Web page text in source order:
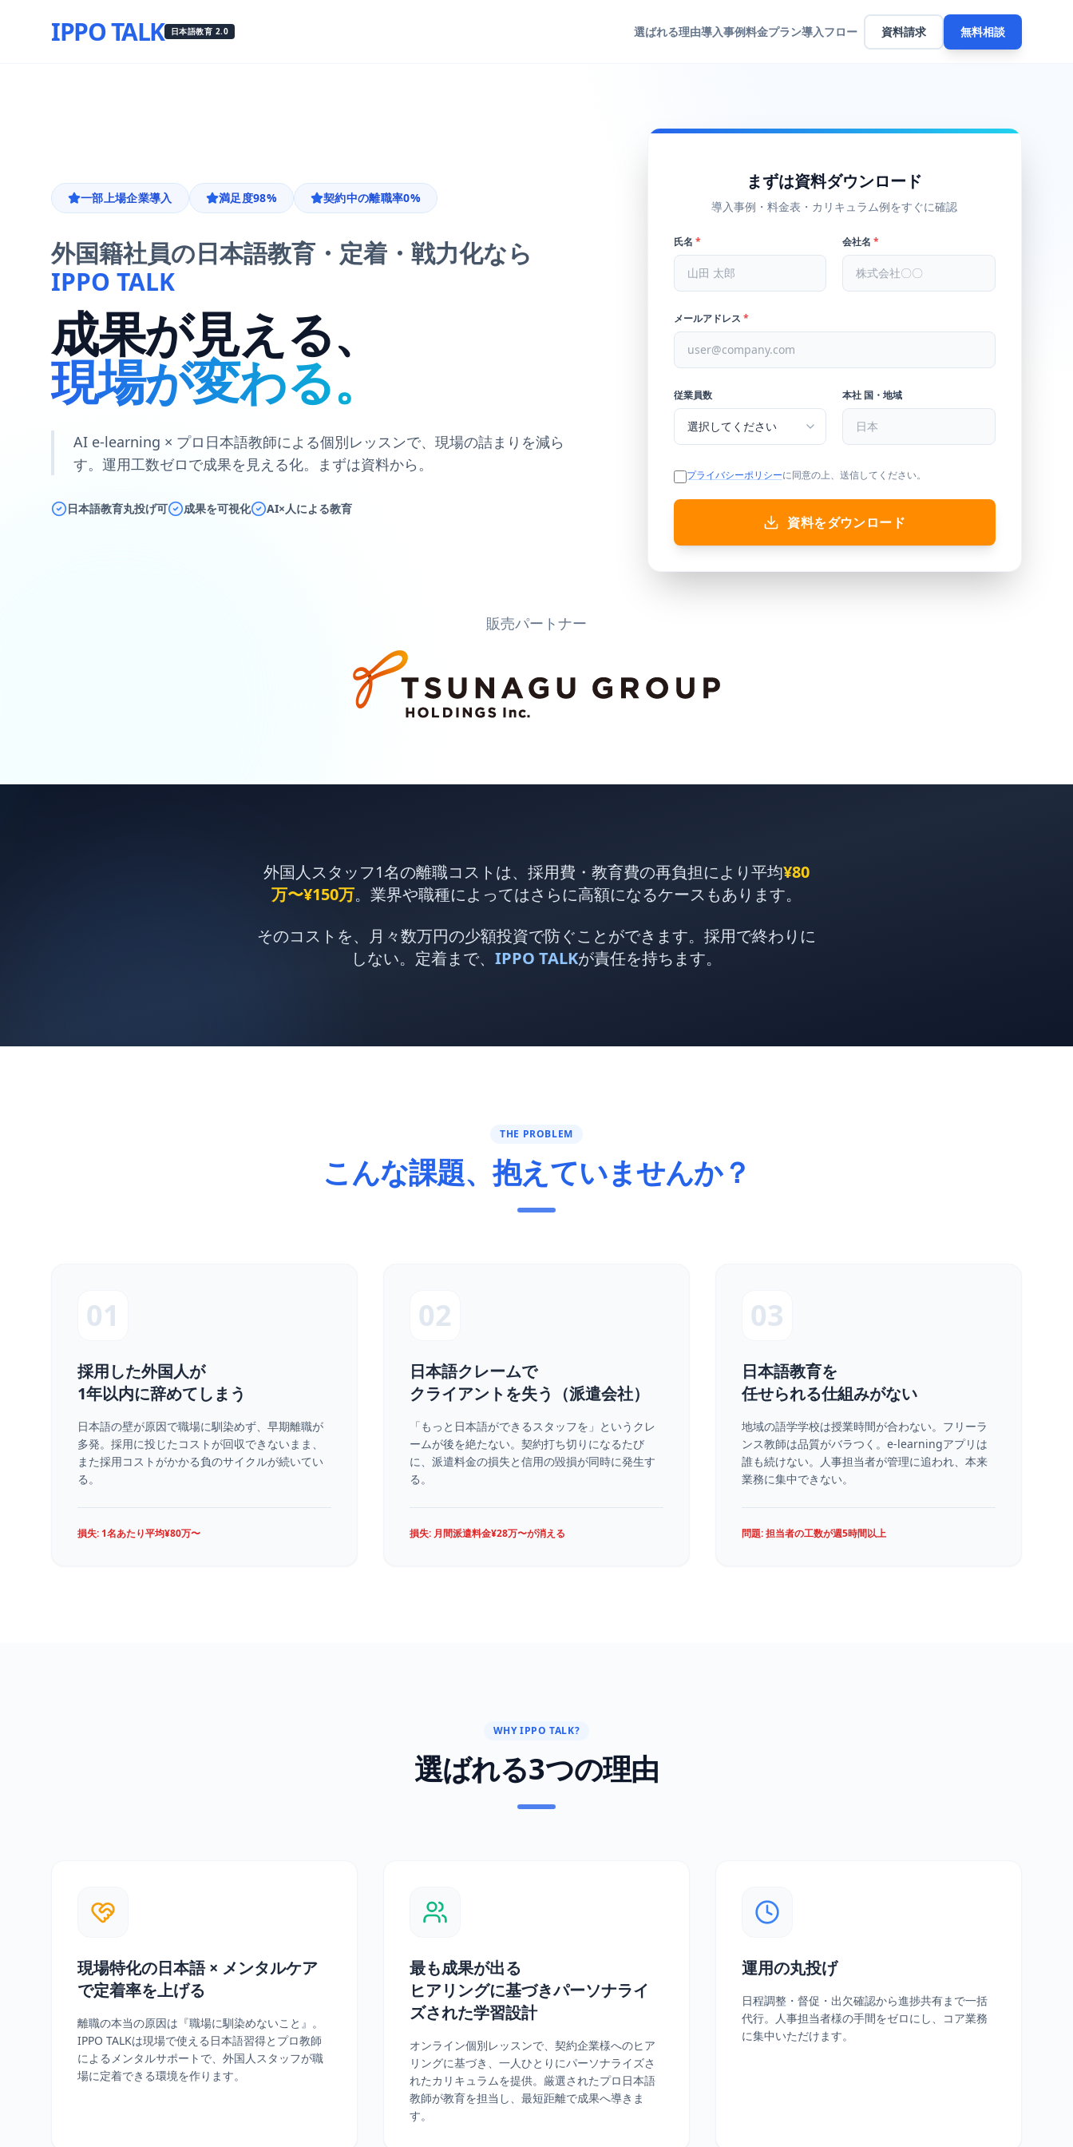
IPPO TALK 日本語教育 2.0 選ばれる理由導入事例料金プラン導入フロー 資料請求 無料相談
一部上場企業導入 満足度98% 契約中の離職率0%
外国籍社員の日本語教育・定着・戦力化なら
IPPO TALK
成果が見える、
現場が変わる。
AI e-learning × プロ日本語教師による個別レッスンで、現場の詰まりを減ら
す。運用工数ゼロで成果を見える化。まずは資料から。
日本語教育丸投げ可 成果を可視化 AI×人による教育
まずは資料ダウンロード
導入事例・料金表・カリキュラム例をすぐに確認
氏名 * 会社名*
メールアドレス *
従業員数 本社 国・地域
プライバシーポリシーに同意の上、送信してください。
資料をダウンロード
販売パートナー
外国人スタッフ1名の離職コストは、採用費・教育費の再負担により平均¥80
万〜¥150万。業界や職種によってはさらに高額になるケースもあります。
そのコストを、月々数万円の少額投資で防ぐことができます。採用で終わりに
しない。定着まで、 IPPO TALKが責任を持ちます。
THE PROBLEM
こんな課題、抱えていませんか？
01
採用した外国人が
1年以内に辞めてしまう
日本語の壁が原因で職場に馴染めず、早期離職が
多発。採用に投じたコストが回収できないまま、
また採用コストがかかる負のサイクルが続いてい
る。
損失: 1名あたり平均¥80万〜
02
日本語クレームで
クライアントを失う（派遣会社）
「もっと日本語ができるスタッフを」というクレ
ームが後を絶たない。契約打ち切りになるたび
に、派遣料金の損失と信用の毀損が同時に発生す
る。
損失: 月間派遣料金¥28万〜が消える
03
日本語教育を
任せられる仕組みがない
地域の語学学校は授業時間が合わない。フリーラ
ンス教師は品質がバラつく。e-learningアプリは
誰も続けない。人事担当者が管理に追われ、本来
業務に集中できない。
問題: 担当者の工数が週5時間以上
WHY IPPO TALK?
選ばれる3つの理由
現場特化の日本語 × メンタルケア
で定着率を上げる
離職の本当の原因は『職場に馴染めないこと』。
IPPO TALKは現場で使える日本語習得とプロ教師
によるメンタルサポートで、外国人スタッフが職
場に定着できる環境を作ります。
最も成果が出る
ヒアリングに基づきパーソナライ
ズされた学習設計
オンライン個別レッスンで、契約企業様へのヒア
リングに基づき、一人ひとりにパーソナライズさ
れたカリキュラムを提供。厳選されたプロ日本語
教師が教育を担当し、最短距離で成果へ導きま
す。
運用の丸投げ
日程調整・督促・出欠確認から進捗共有まで一括
代行。人事担当者様の手間をゼロにし、コア業務
に集中いただけます。